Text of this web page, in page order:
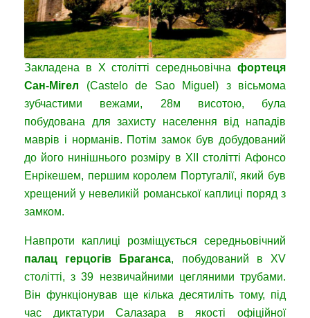
Закладена в X столітті середньовічна фортеця
Сан-Мігел (Castelo de Sao Miguel) з вісьмома
зубчастими вежами, 28м висотою, була
побудована для захисту населення від нападів
маврів і норманів. Потім замок був добудований
до його нинішнього розміру в XII столітті Афонсо
Енрікешем, першим королем Португалії, який був
хрещений у невеликій романської каплиці поряд з
замком.
Навпроти каплиці розміщується середньовічний
палац герцогів Браганса, побудований в XV
столітті, з 39 незвичайними цегляними трубами.
Він функціонував ще кілька десятиліть тому, під
час диктатури Салазара в якості офіційної